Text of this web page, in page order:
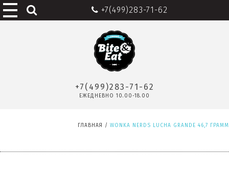
+7(499)283-71-62
ЕЖЕДНЕВНО 10.00-18.00
ГЛАВНАЯ / WONKA NERDS LUCHA GRANDE 46,7 ГРАММ
+7(499)283-71-62